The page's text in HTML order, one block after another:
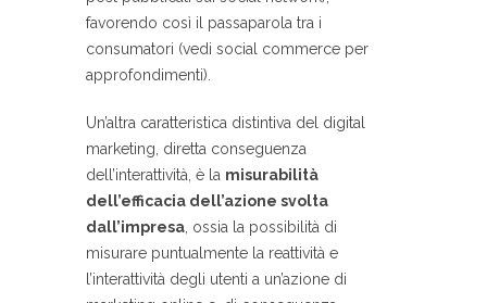
favorendo così il passaparola tra i
consumatori (vedi social commerce per
approfondimenti).
Un’altra caratteristica distintiva del digital
marketing, diretta conseguenza
dell’interattività, è la misurabilità
dell’efficacia dell’azione svolta
dall’impresa, ossia la possibilità di
misurare puntualmente la reattività e
l’interattività degli utenti a un’azione di